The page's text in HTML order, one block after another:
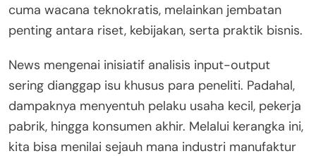
cuma wacana teknokratis, melainkan jembatan
penting antara riset, kebijakan, serta praktik bisnis.
News mengenai inisiatif analisis input-output
sering dianggap isu khusus para peneliti. Padahal,
dampaknya menyentuh pelaku usaha kecil, pekerja
pabrik, hingga konsumen akhir. Melalui kerangka ini,
kita bisa menilai sejauh mana industri manufaktur